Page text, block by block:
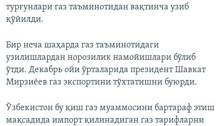
турғунлари газ таъминотидан вақтинча узиб
қўйилди.
Бир неча шаҳарда газ таъминотидаги
узилишлардан норозилик намойишлари бўлиб
ўтди. Декабрь ойи ўрталарида президент Шавкат
Мирзиёев газ экспортини тўхтатишни буюрди.
Ўзбекистон бу қиш газ муаммосини бартараф этиш
мақсадида импорт қилинадиган газ тарифларни